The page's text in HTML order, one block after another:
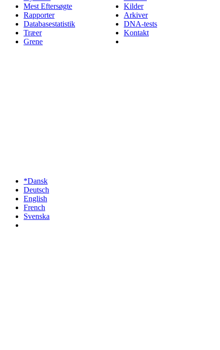
Mest Eftersøgte
Rapporter
Databasestatistik
Træer
Grene
Kilder
Arkiver
DNA-tests
Kontakt
*Dansk
Deutsch
English
French
Svenska